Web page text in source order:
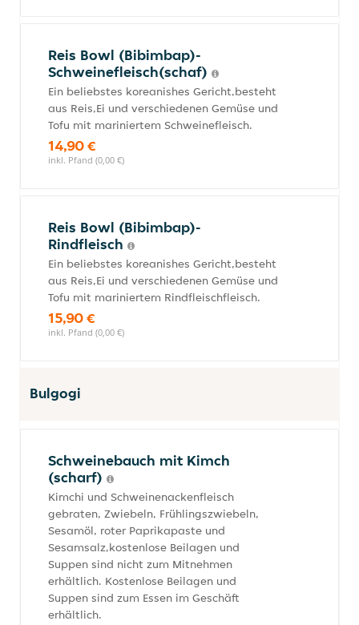
Reis Bowl (Bibimbap)-
Schweinefleisch(schaf)
Ein beliebstes koreanishes Gericht,besteht
aus Reis,Ei und verschiedenen Gemüse und
Tofu mit mariniertem Schweinefleisch.
14,90 €
inkl. Pfand (0,00 €)
Reis Bowl (Bibimbap)-
Rindfleisch
Ein beliebstes koreanishes Gericht,besteht
aus Reis,Ei und verschiedenen Gemüse und
Tofu mit mariniertem Rindfleischfleisch.
15,90 €
inkl. Pfand (0,00 €)
Bulgogi
Schweinebauch mit Kimch
(scharf)
Kimchi und Schweinenackenfleisch
gebraten, Zwiebeln, Frühlingszwiebeln,
Sesamöl, roter Paprikapaste und
Sesamsalz,kostenlose Beilagen und
Suppen sind nicht zum Mitnehmen
erhältlich. Kostenlose Beilagen und
Suppen sind zum Essen im Geschäft
erhältlich.